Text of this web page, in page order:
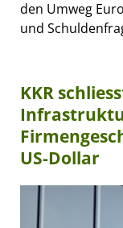
den Umweg
und
KKR
US-Dollar